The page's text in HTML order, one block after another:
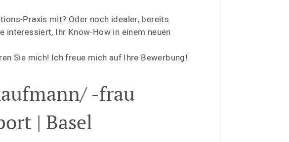
Praxis mit? Oder noch idealer, bereits
interessiert, Ihr Know-How in einem neuen
Sie mich! Ich freue mich auf Ihre Bewerbung!
-frau
| Basel